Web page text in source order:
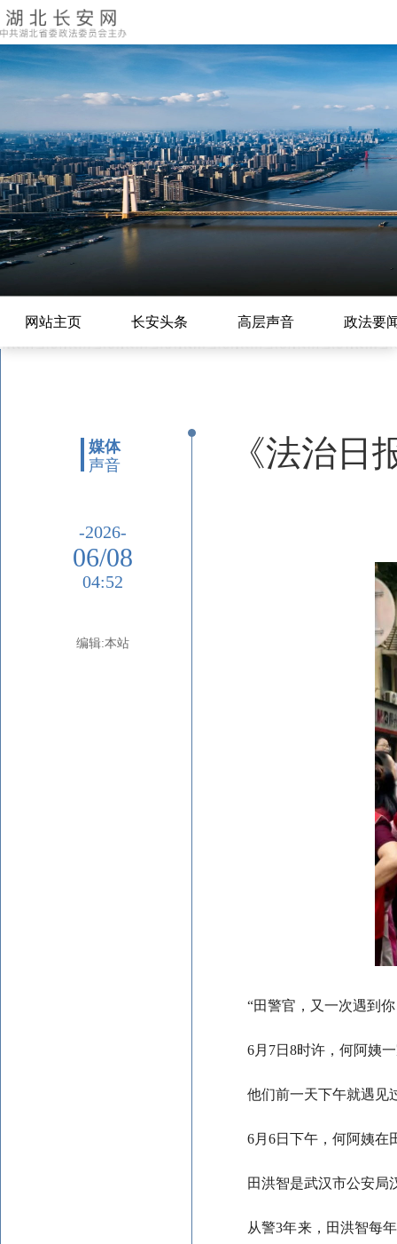
网站主页 长安头条 高层声音 政法要
媒体
声音
-2026-
06/08
04:52
编辑:本站
《法治
“田警官，又一次遇到
6月7日8时许，何阿姨
他们前一天下午就遇见
6月6日下午，何阿姨在
田洪智是武汉市公安局
从警3年来，田洪智每